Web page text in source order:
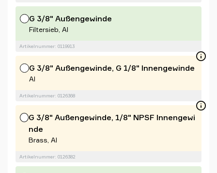
G 3/8" Außengewinde
Filtersieb, Al
Artikelnummer: 0119913
G 3/8" Außengewinde, G 1/8" Innengewinde
Al
Artikelnummer: 0126368
G 3/8" Außengewinde, 1/8" NPSF Innengewi
nde
Brass, Al
Artikelnummer: 0126382